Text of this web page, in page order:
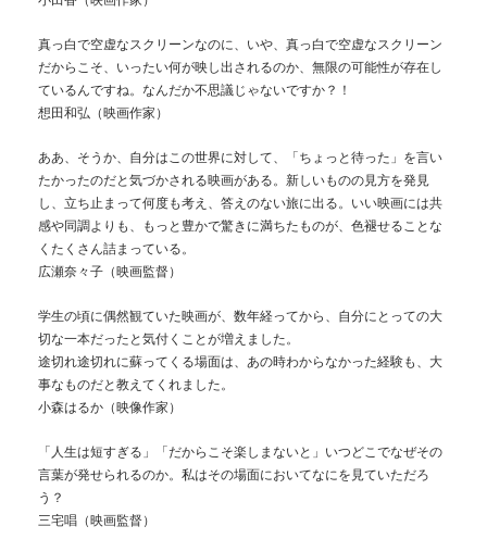
真っ白で空虚なスクリーンなのに、いや、真っ白で空虚なスクリーン
だからこそ、いったい何が映し出されるのか、無限の可能性が存在し
ているんですね。なんだか不思議じゃないですか？！
想田和弘（映画作家）
ああ、そうか、自分はこの世界に対して、「ちょっと待った」を言い
たかったのだと気づかされる映画がある。新しいものの見方を発見
し、立ち止まって何度も考え、答えのない旅に出る。いい映画には共
感や同調よりも、もっと豊かで驚きに満ちたものが、色褪せることな
くたくさん詰まっている。
広瀬奈々子（映画監督）
学生の頃に偶然観ていた映画が、数年経ってから、自分にとっての大
切な一本だったと気付くことが増えました。
途切れ途切れに蘇ってくる場面は、あの時わからなかった経験も、大
事なものだと教えてくれました。
小森はるか（映像作家）
「人生は短すぎる」「だからこそ楽しまないと」いつどこでなぜその
言葉が発せられるのか。私はその場面においてなにを見ていただろ
う？
三宅唱（映画監督）